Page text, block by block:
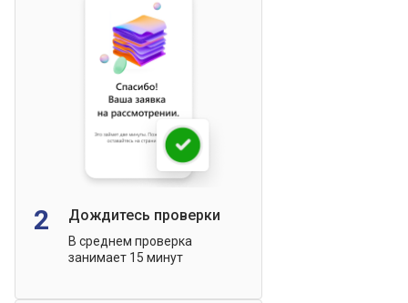
2 Дождитесь проверки
В среднем проверка
занимает 15 минут